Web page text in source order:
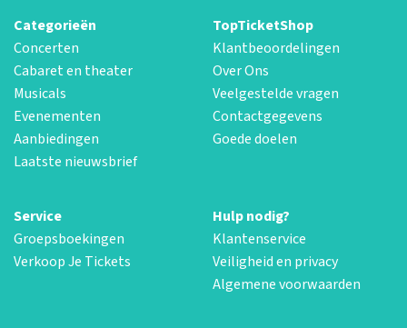
Categorieën
Concerten
Cabaret en theater
Musicals
Evenementen
Aanbiedingen
Laatste nieuwsbrief
TopTicketShop
Klantbeoordelingen
Over Ons
Veelgestelde vragen
Contactgegevens
Goede doelen
Service
Groepsboekingen
Verkoop Je Tickets
Hulp nodig?
Klantenservice
Veiligheid en privacy
Algemene voorwaarden